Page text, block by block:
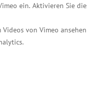
ein. Aktivieren Sie
von Vimeo
Tragen